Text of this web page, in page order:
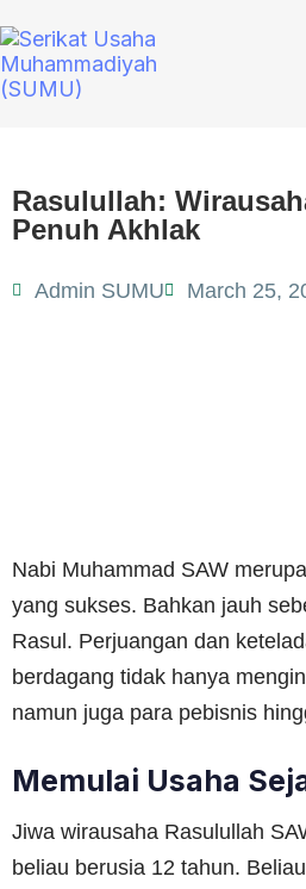
Rasulullah:
Penuh Akhlak
Admin SUMU March 25,
Nabi Muhammad SAW
yang sukses. Bahkan jauh
Rasul. Perjuangan dan
berdagang tidak hanya
namun juga para pebisnis
Memulai Usaha
Jiwa wirausaha Rasulullah
beliau berusia 12 tahun.